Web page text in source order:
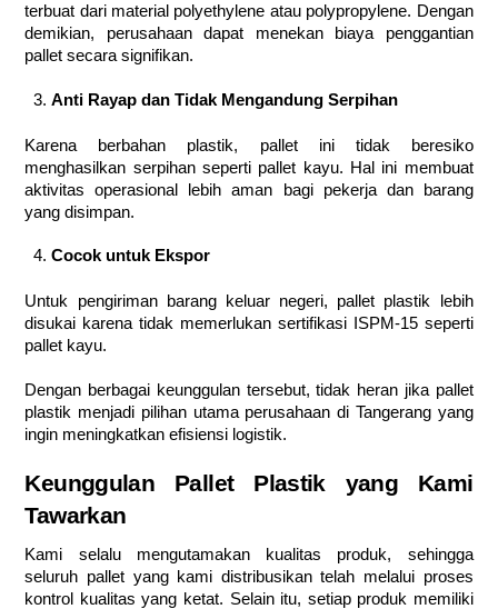
terbuat dari material polyethylene atau polypropylene. Dengan
demikian, perusahaan dapat menekan biaya penggantian
pallet secara signifikan.
Anti Rayap dan Tidak Mengandung Serpihan
Karena berbahan plastik, pallet ini tidak beresiko
menghasilkan serpihan seperti pallet kayu. Hal ini membuat
aktivitas operasional lebih aman bagi pekerja dan barang
yang disimpan.
Cocok untuk Ekspor
Untuk pengiriman barang keluar negeri, pallet plastik lebih
disukai karena tidak memerlukan sertifikasi ISPM-15 seperti
pallet kayu.
Dengan berbagai keunggulan tersebut, tidak heran jika pallet
plastik menjadi pilihan utama perusahaan di Tangerang yang
ingin meningkatkan efisiensi logistik.
Keunggulan Pallet Plastik yang Kami
Tawarkan
Kami selalu mengutamakan kualitas produk, sehingga
seluruh pallet yang kami distribusikan telah melalui proses
kontrol kualitas yang ketat. Selain itu, setiap produk memiliki